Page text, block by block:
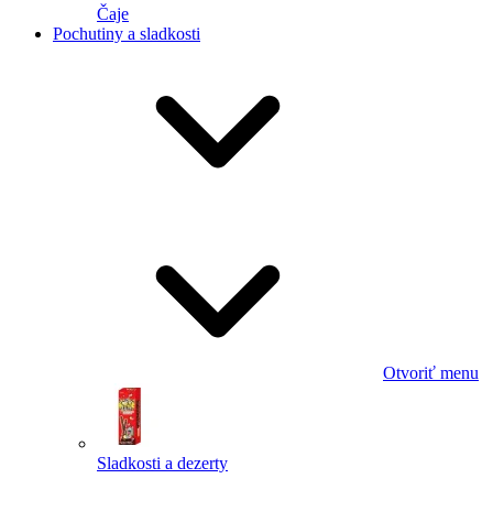
Čaje
Pochutiny a sladkosti
Otvoriť menu
Sladkosti a dezerty